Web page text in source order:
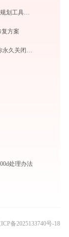
嘀嗒清单完全使用指南：高效时间管理与任务规划工具，让你的每一天井井有条
方案
Win10如何彻底永久关闭自动更新 5种方法教你永久关闭win10自动更新
处理办法
备2025133740号-18